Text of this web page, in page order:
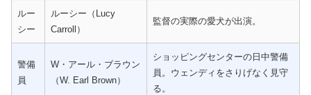
ルー
シー
ルーシー（Lucy
Carroll）
監督の実際の愛犬が出演。
警備
員
W・アール・ブラウン
（W. Earl Brown）
ショッピングセンターの日中警備
員。ウェンディをさりげなく見守
る。